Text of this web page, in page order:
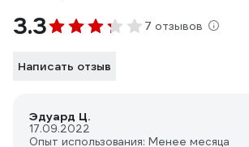
3.3 7 отзывов
Написать отзыв
Эдуард Ц.
17.09.2022
Опыт использования: Менее месяца